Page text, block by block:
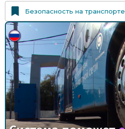
Безопасность на транспорте